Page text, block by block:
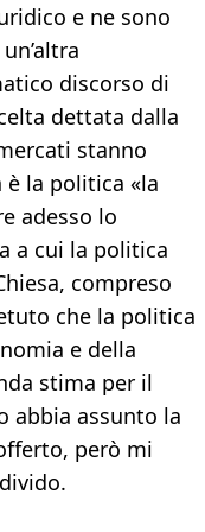
e ne sono
discorso di
dettata dalla
stanno
è la politica «la
adesso lo
a cui la politica
compreso
che la politica
e della
stima per il
abbia assunto la
però mi